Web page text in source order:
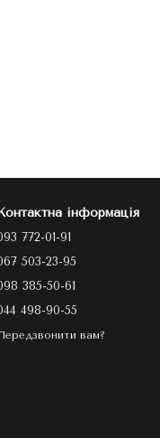
інформація
772-01-91
503-23-95
385-50-61
498-90-55
вам?